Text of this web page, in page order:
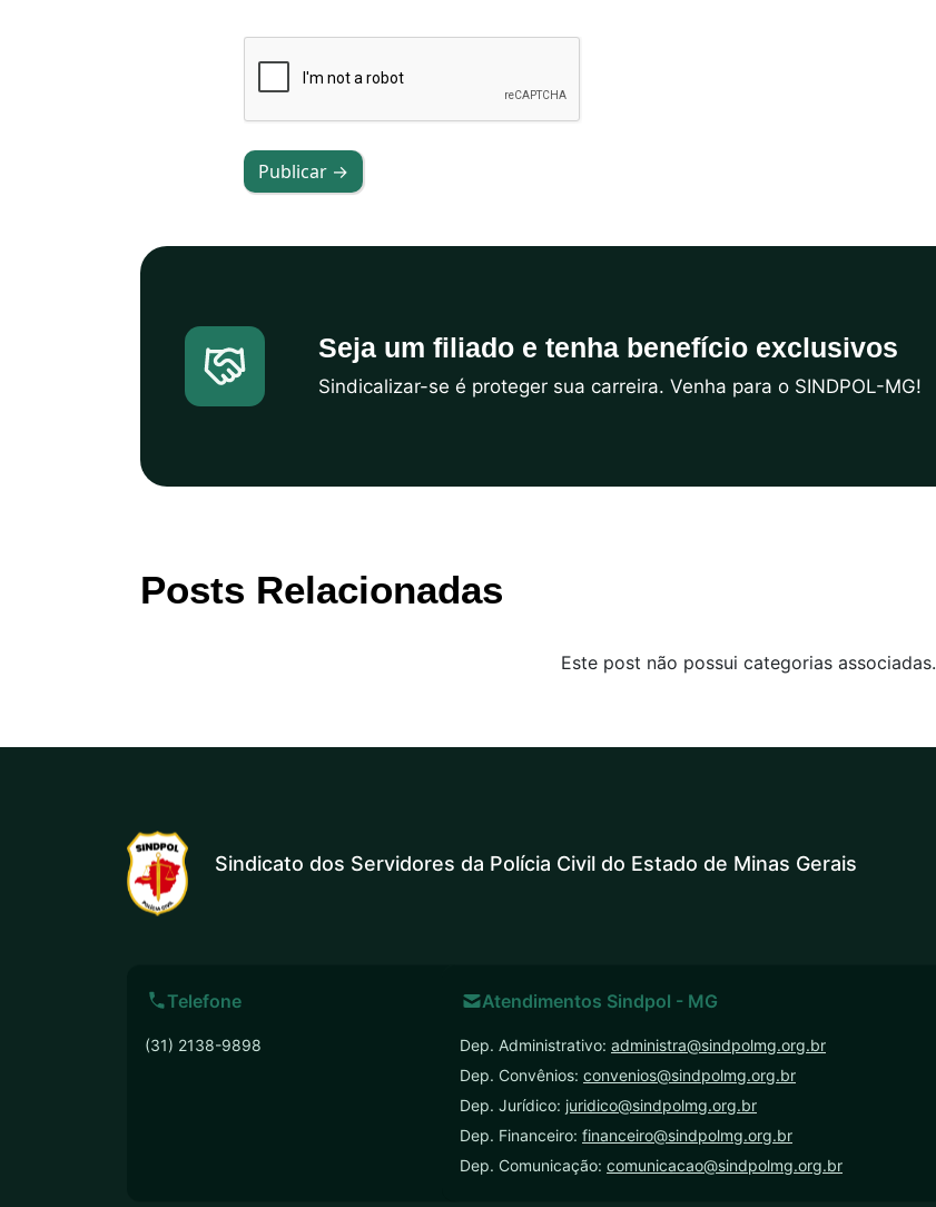
Publicar →
Seja um filiado e tenha benefício exclusivos
Sindicalizar-se é proteger sua carreira. Venha para o SINDPOL-MG!
Posts Relacionadas
Este post não possui categorias associadas.
Sindicato dos Servidores da Polícia Civil do Estado de Minas Gerais
Telefone
(31) 2138-9898
Atendimentos Sindpol - MG
Dep. Administrativo: administra@sindpolmg.org.br
Dep. Convênios: convenios@sindpolmg.org.br
Dep. Jurídico: juridico@sindpolmg.org.br
Dep. Financeiro: financeiro@sindpolmg.org.br
Dep. Comunicação: comunicacao@sindpolmg.org.br